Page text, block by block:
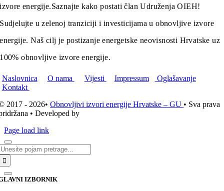
izvore energije.Saznajte kako postati član Udruženja OIEH!
Sudjelujte u zelenoj tranziciji i investicijama u obnovljive izvore
energije. Naš cilj je postizanje energetske neovisnosti Hrvatske uz
100% obnovljive izvore energije.
Naslovnica O nama Vijesti Impressum
Oglašavanje
Kontakt
2017 - 2026•Obnovljivi izvori energije Hrvatske – GU • Sva prava
• Developed by
Page load link
IZBORNIK